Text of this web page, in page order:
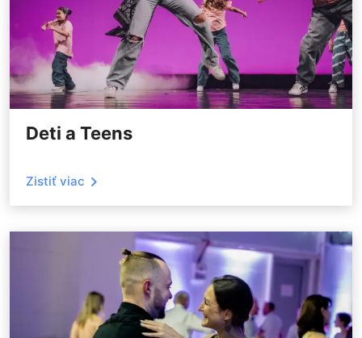
Deti a Teens
Zistiť viac